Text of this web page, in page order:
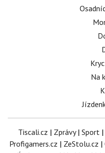
Na
Tiscali.cz | Zprávy| Sport |
Profigamers.cz | ZeStolu.cz |